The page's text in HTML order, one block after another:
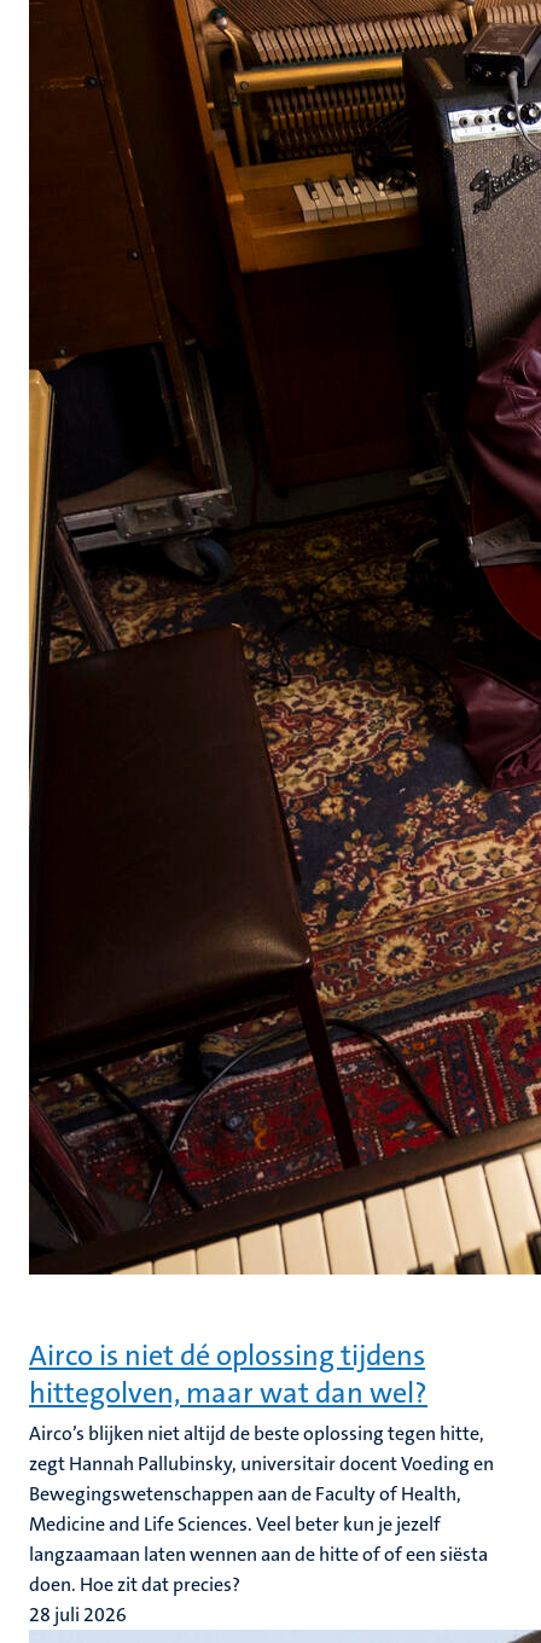
Airco is niet dé oplossing tijdens
hittegolven, maar wat dan wel?
Airco’s blijken niet altijd de beste oplossing tegen hitte,
zegt Hannah Pallubinsky, universitair docent Voeding en
Bewegingswetenschappen aan de Faculty of Health,
Medicine and Life Sciences. Veel beter kun je jezelf
langzaamaan laten wennen aan de hitte of of een siësta
doen. Hoe zit dat precies?
28 juli 2026